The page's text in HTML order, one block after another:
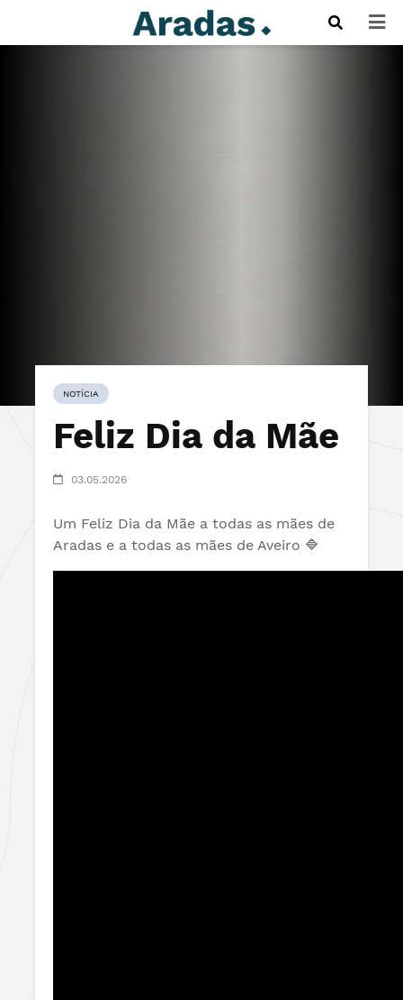
NOTÍCIA
Feliz Dia da Mãe
03.05.2026
Um Feliz Dia da Mãe a todas as mães de
Aradas e a todas as mães de Aveiro 🔷